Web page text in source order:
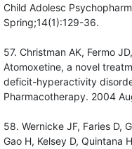
Child Adolesc
Spring;14(1):129-36.
57. Christman AK, Fermo
Atomoxetine, a novel
deficit-hyperactivity
Pharmacotherapy. 2004
58. Wernicke JF, Faries D,
Gao H, Kelsey D, Quintana